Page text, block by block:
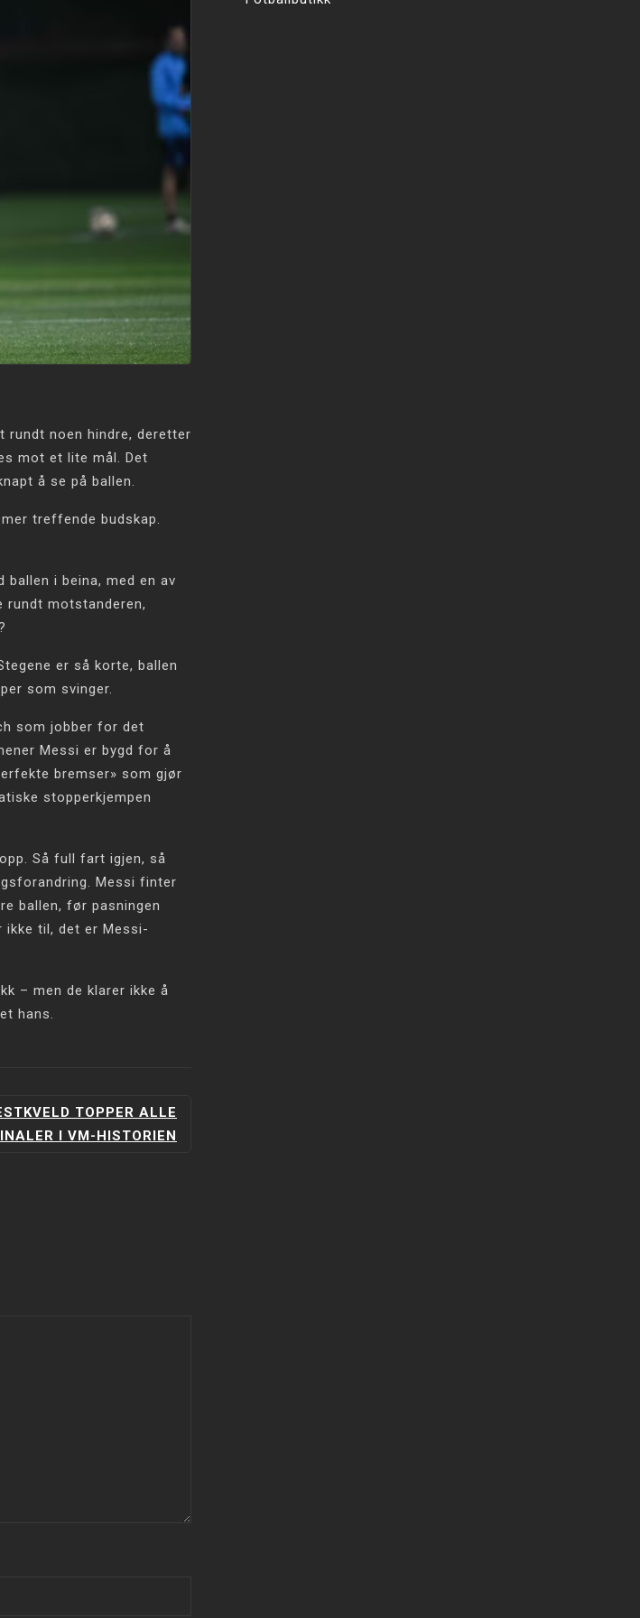
rundt noen hindre, deretter
mot et lite mål. Det
å se på ballen.
treffende budskap.
ballen i beina, med en av
rundt motstanderen,
er så korte, ballen
som svinger.
som jobber for det
Messi er bygd for å
bremser» som gjør
stopperkjempen
Så full fart igjen, så
Messi finter
ballen, før pasningen
ikke til, det er Messi-
– men de klarer ikke å
hans.
TOPPER ALLE
I VM-HISTORIEN